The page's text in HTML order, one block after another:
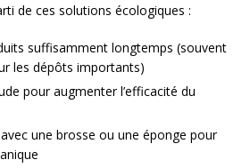
de ces solutions écologiques :
suffisamment longtemps (souvent
les dépôts importants)
pour augmenter l’efficacité du
une brosse ou une éponge pour